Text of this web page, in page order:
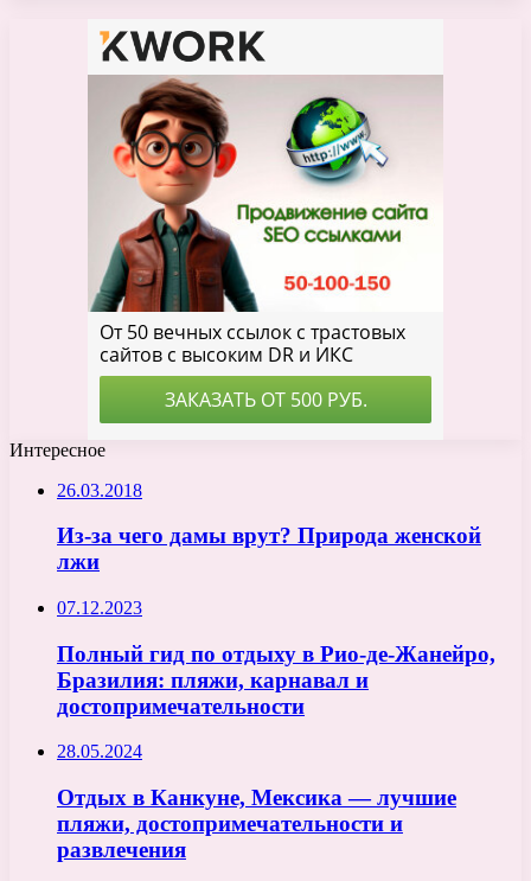
Интересное
26.03.2018
Из-за чего дамы врут? Природа женской
лжи
07.12.2023
Полный гид по отдыху в Рио-де-Жанейро,
Бразилия: пляжи, карнавал и
достопримечательности
28.05.2024
Отдых в Канкуне, Мексика — лучшие
пляжи, достопримечательности и
развлечения